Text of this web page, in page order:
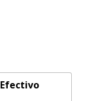
Efectivo